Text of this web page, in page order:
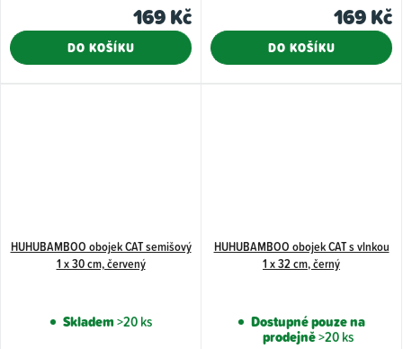
169 Kč
DO KOŠÍKU
169 Kč
DO KOŠÍKU
HUHUBAMBOO obojek CAT semišový
1 x 30 cm, červený
Skladem>20 ks
HUHUBAMBOO obojek CAT s vlnkou
1 x 32 cm, černý
Dostupné pouze na
prodejně>20 ks